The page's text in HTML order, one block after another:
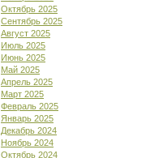
Октябрь 2025
Сентябрь 2025
Август 2025
Июль 2025
Июнь 2025
Май 2025
Апрель 2025
Март 2025
Февраль 2025
Январь 2025
Декабрь 2024
Ноябрь 2024
Октябрь 2024